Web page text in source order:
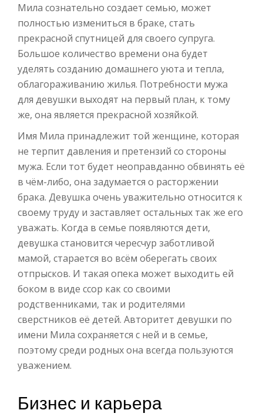
Мила сознательно создает семью, может
полностью измениться в браке, стать
прекрасной спутницей для своего супруга.
Большое количество времени она будет
уделять созданию домашнего уюта и тепла,
облагораживанию жилья. Потребности мужа
для девушки выходят на первый план, к тому
же, она является прекрасной хозяйкой.
Имя Мила принадлежит той женщине, которая
не терпит давления и претензий со стороны
мужа. Если тот будет неоправданно обвинять её
в чём-либо, она задумается о расторжении
брака. Девушка очень уважительно относится к
своему труду и заставляет остальных так же его
уважать. Когда в семье появляются дети,
девушка становится чересчур заботливой
мамой, старается во всём оберегать своих
отпрысков. И такая опека может выходить ей
боком в виде ссор как со своими
родственниками, так и родителями
сверстников её детей. Авторитет девушки по
имени Мила сохраняется с ней и в семье,
поэтому среди родных она всегда пользуются
уважением.
Бизнес и карьера